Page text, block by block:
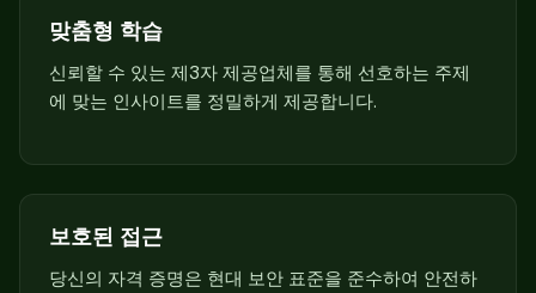
맞춤형 학습
신뢰할 수 있는 제3자 제공업체를 통해 선호하는 주제
에 맞는 인사이트를 정밀하게 제공합니다.
보호된 접근
당신의 자격 증명은 현대 보안 표준을 준수하여 안전하